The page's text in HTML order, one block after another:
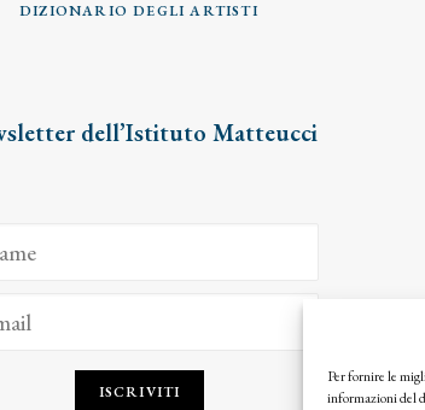
Per fornire le
informazioni del
DIZIONARIO DEGLI ARTISTI
dell’Istituto Matteucci
ISCRIVITI